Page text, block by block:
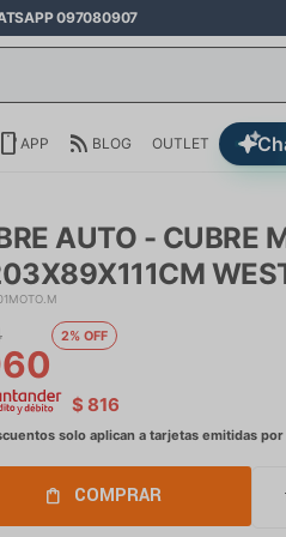
097080907
APP BLOG OUTLET
AUTO - CUBRE
2
$ 816
COMPRAR